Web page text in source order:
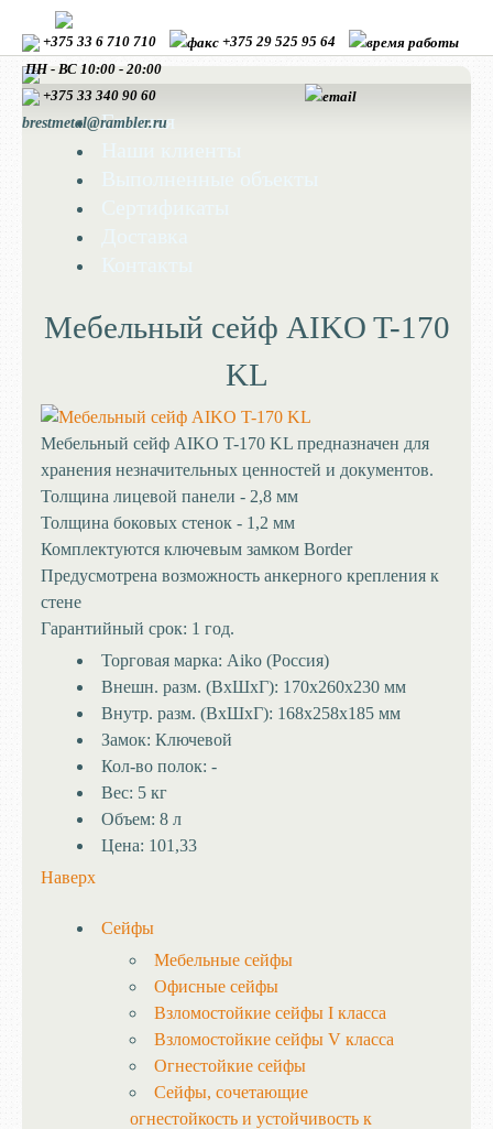
+375 33 6 710 710
+375 29 525 95 64
ПН - ВС 10:00 - 20:00
+375 33 340 90 60
brestmetal@rambler.ru
Главная
Мебельный сейф AIKO T-170
KL
Мебельный сейф AIKO T-170 KL предназначен для
хранения незначительных ценностей и документов.
Толщина лицевой панели - 2,8 мм
Толщина боковых стенок - 1,2 мм
Комплектуются ключевым замком Border
Предусмотрена возможность анкерного крепления к
стене
Гарантийный срок: 1 год.
Торговая марка: Aiko (Россия)
Внешн. разм. (ВхШхГ): 170x260x230 мм
Внутр. разм. (ВхШхГ): 168x258x185 мм
Замок: Ключевой
Кол-во полок: -
Вес: 5 кг
Объем: 8 л
Цена: 101,33
Наверх
Сейфы
Мебельные сейфы
Офисные сейфы
Взломостойкие сейфы I класса
Взломостойкие сейфы V класса
Огнестойкие сейфы
Сейфы, сочетающие
огнестойкость и устойчивость к